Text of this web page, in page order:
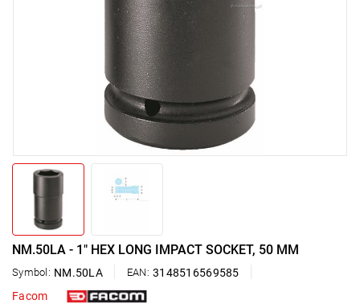
NM.50LA - 1" HEX LONG IMPACT SOCKET, 50 MM
Symbol: NM.50LA EAN: 3148516569585
Facom